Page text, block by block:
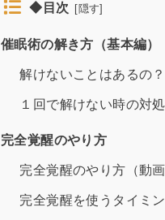
◆目次 隠す
催眠術の解き方（基本編）
解けないことはあるの？
１回で解けない時の対
完全覚醒のやり方
完全覚醒のやり方（動
完全覚醒を使うタイミ